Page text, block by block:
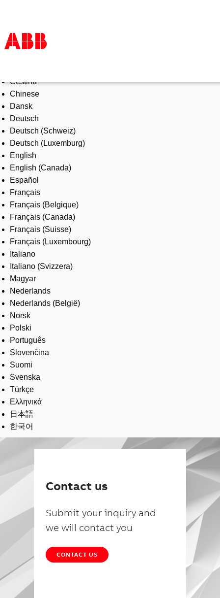
Products & Solutions
Industries
Services
About us
Where to buy
Contact us
Careers
Čeština
Chinese
Dansk
Deutsch
Deutsch (Schweiz)
Deutsch (Luxemburg)
English
English (Canada)
Español
Français
Français (Belgique)
Français (Canada)
Français (Suisse)
Français (Luxembourg)
Italiano
Italiano (Svizzera)
Magyar
Nederlands
Nederlands (België)
Norsk
Polski
Português
Slovenčina
Suomi
Svenska
Türkçe
Ελληνικά
日本語
한국어
Contact us
Submit your inquiry and
we will contact you
CONTACT US